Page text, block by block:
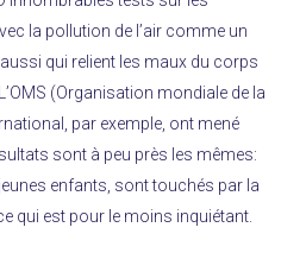
la pollution de l’air comme un
qui relient les maux du corps
L’OMS (Organisation mondiale de la
par exemple, ont mené
sont à peu près les mêmes:
enfants, sont touchés par la
qui est pour le moins inquiétant.